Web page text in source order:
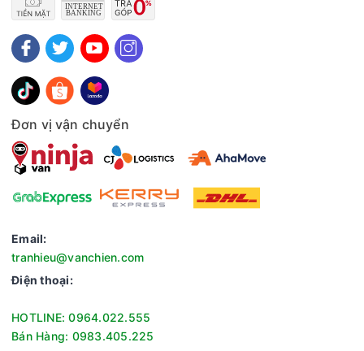
Tủ đông Sanaky VH- 4099W2KD với nhiều tiện ích nổi bật
- Giỏ chứa đồ linh hoạt: Giữ cho thực phẩm được thông
thoáng trong suốt quá trình bảo quản.
- Khóa an toàn: Khóa chặt cửa tủ, tránh thất thoát khí lạnh,
- Lỗ thoát nước: giúp cho việc xả nước bên trong tủ đông
được dễ dàng hơn tránh tình trạng bị tắc nghẽn.
- Bánh xe: thuận tiện di chuyển đến các vị trí mong muốn mà
Đơn vị vận chuyển
Email:
tranhieu@vanchien.com
Điện thoại:
HOTLINE: 0964.022.555
Bán Hàng: 0983.405.225